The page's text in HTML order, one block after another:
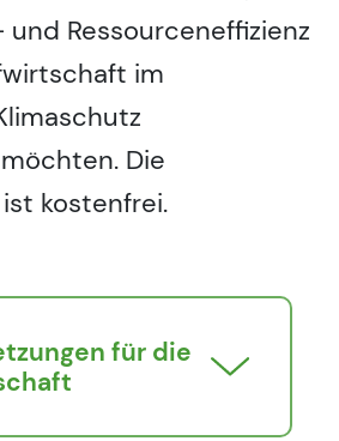
Ressourceneffizienz
im
Die
kostenfrei.
für die